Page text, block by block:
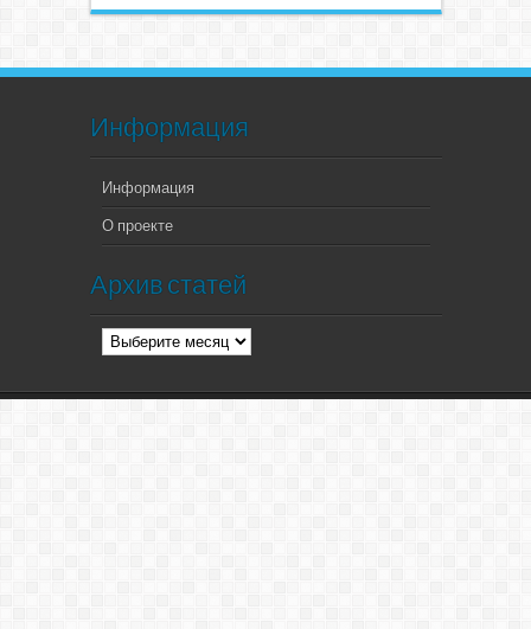
Информация
Информация
О проекте
Архив статей
Архив
статей